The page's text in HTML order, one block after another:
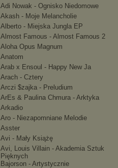
Adi Nowak - Ognisko Niedomowe
Akash - Moje Melancholie
Alberto - Miejska Jungla EP
Almost Famous - Almost Famous 2
Aloha Opus Magnum
Anatom
Arab x Ensoul - Happy New Ja
Arach - Cztery
Arczi $zajka - Preludium
ArEs & Paulina Chmura - Arktyka
Arkadio
Aro - Niezapomniane Melodie
Asster
Avi - Mały Książę
Avi, Louis Villain - Akademia Sztuk
Pięknych
Bajorson - Artystycznie